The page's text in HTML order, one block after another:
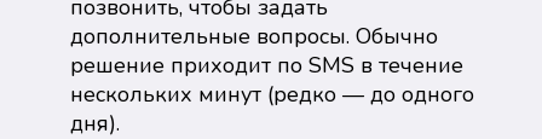
позвонить, чтобы задать
дополнительные вопросы. Обычно
решение приходит по SMS в течение
нескольких минут (редко — до одного
дня).